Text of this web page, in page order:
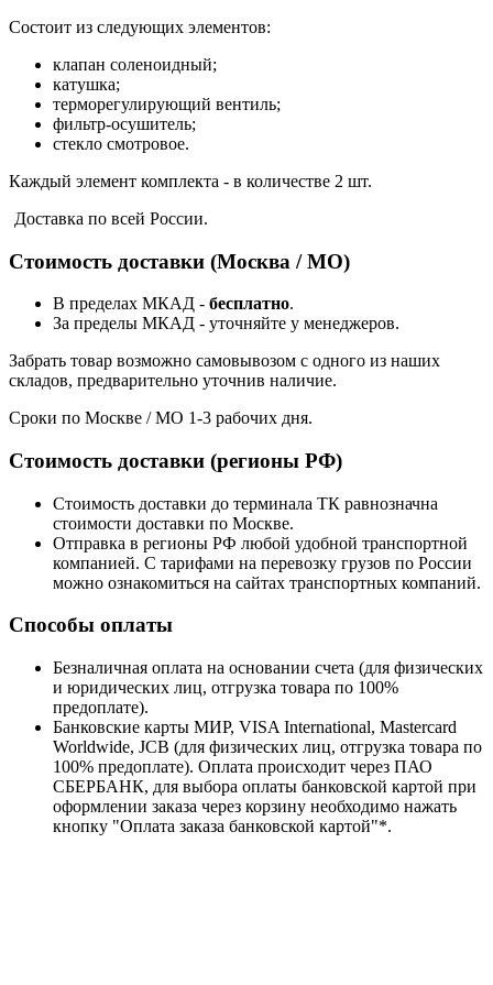
Состоит из следующих элементов:
клапан соленоидный;
катушка;
терморегулирующий вентиль;
фильтр-осушитель;
стекло смотровое.
Каждый элемент комплекта - в количестве 2 шт.
Доставка по всей России.
Стоимость доставки (Москва / МО)
В пределах МКАД - бесплатно.
За пределы МКАД - уточняйте у менеджеров.
Забрать товар возможно самовывозом с одного из наших
складов, предварительно уточнив наличие.
Сроки по Москве / МО 1-3 рабочих дня.
Стоимость доставки (регионы РФ)
Стоимость доставки до терминала ТК равнозначна
стоимости доставки по Москве.
Отправка в регионы РФ любой удобной транспортной
компанией. С тарифами на перевозку грузов по России
можно ознакомиться на сайтах транспортных компаний.
Способы оплаты
Безналичная оплата на основании счета (для физических
и юридических лиц, отгрузка товара по 100%
предоплате).
Банковские карты МИР, VISA International, Mastercard
Worldwide, JCB (для физических лиц, отгрузка товара по
100% предоплате). Оплата происходит через ПАО
СБЕРБАНК, для выбора оплаты банковской картой при
оформлении заказа через корзину необходимо нажать
кнопку "Оплата заказа банковской картой"*.